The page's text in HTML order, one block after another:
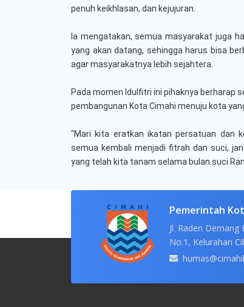
penuh keikhlasan, dan kejujuran.
Ia mengatakan, semua masyarakat juga
yang akan datang, sehingga harus bisa
agar masyarakatnya lebih sejahtera.
Pada momen Idulfitri ini pihaknya berharap
pembangunan Kota Cimahi menuju kota
"Mari kita eratkan ikatan persatuan dan
semua kembali menjadi fitrah dan suci,
yang telah kita tanam selama bulan suci
Pemerintah
Jl. Raden
No.1, Kelurahan